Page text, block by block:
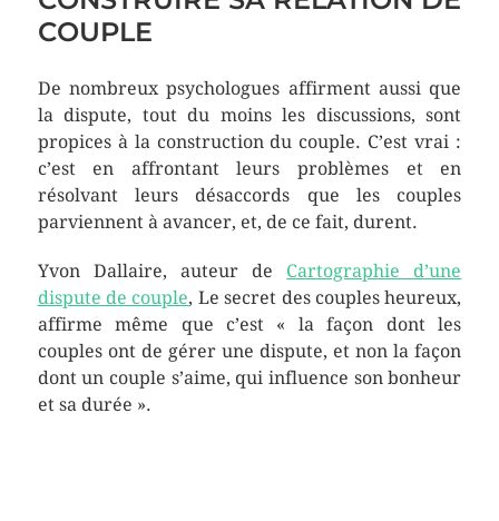
COUPLE
De nombreux psychologues affirment aussi que
la dispute, tout du moins les discussions, sont
propices à la construction du couple. C’est vrai :
c’est en affrontant leurs problèmes et en
résolvant leurs désaccords que les couples
parviennent à avancer, et, de ce fait, durent.
Yvon Dallaire, auteur de Cartographie d’une
dispute de couple, Le secret des couples heureux,
affirme même que c’est « la façon dont les
couples ont de gérer une dispute, et non la façon
dont un couple s’aime, qui influence son bonheur
et sa durée ».